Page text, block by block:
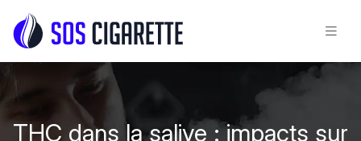
THC dans la salive : impacts sur